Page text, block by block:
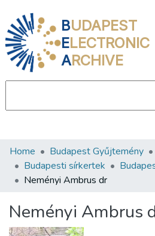
BUDAPEST
ELECTRONIC
ARCHIVE
Communities & Collections
All of DSpace
About us
Home Budapest Gyűjtemény
Budapesti sírkertek
Neményi Ambrus dr
Neményi Ambrus